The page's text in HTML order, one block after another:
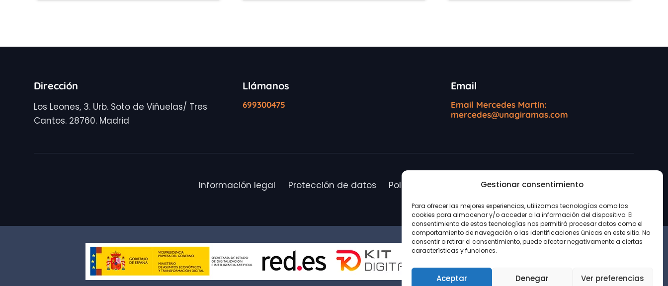
Gestionar consentimiento
Para ofrecer las mejores experiencias, utilizamos tecnologías como las
cookies para almacenar y/o acceder a la información del dispositivo. El
consentimiento de estas tecnologías nos permitirá procesar datos como el
comportamiento de navegación o las identificaciones únicas en este sitio. No
consentir o retirar el consentimiento, puede afectar negativamente a ciertas
características y funciones.
Aceptar Denegar Ver preferencias
Dirección
Los Leones, 3. Urb. Soto de Viñuelas/ Tres
Cantos. 28760. Madrid
Llámanos
699300475
Email
Email Mercedes Martín:
mercedes@unagiramas.com
Información legal Protección de datos Política de cookies